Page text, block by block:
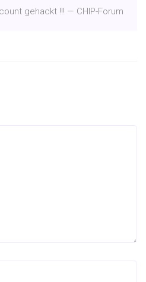
gehackt !!! — CHIP-Forum